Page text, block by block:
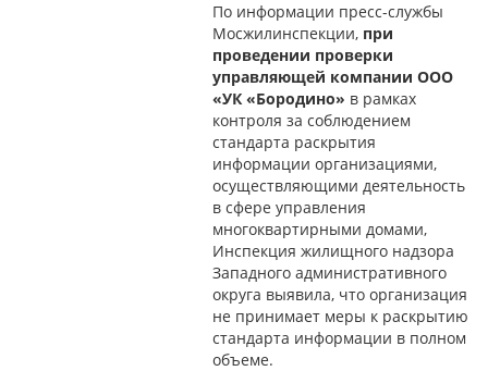
По информации пресс-службы
Мосжилинспекции, при
проведении проверки
управляющей компании ООО
«УК «Бородино» в рамках
контроля за соблюдением
стандарта раскрытия
информации организациями,
осуществляющими деятельность
в сфере управления
многоквартирными домами,
Инспекция жилищного надзора
Западного административного
округа выявила, что организация
не принимает меры к раскрытию
стандарта информации в полном
объеме.